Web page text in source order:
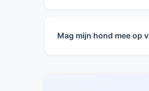
Mag mijn hond mee op